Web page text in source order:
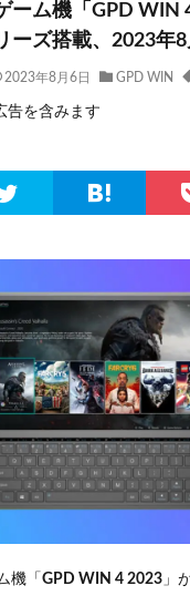
ーム機「GPD WIN
ーズ搭載、2023年
2023年8月6日 GPD WIN
告を含みます
機「 GPD WIN 4 2023 」